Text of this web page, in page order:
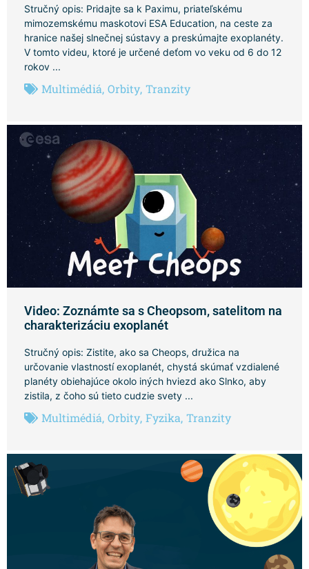
Stručný opis: Pridajte sa k Paximu, priateľskému
mimozemskému maskotovi ESA Education, na ceste za
hranice našej slnečnej sústavy a preskúmajte exoplanéty.
V tomto videu, ktoré je určené deťom vo veku od 6 do 12
rokov ...
Multimédiá, Orbity, Tranzity
Video: Zoznámte sa s Cheopsom, satelitom na
charakterizáciu exoplanét
Stručný opis: Zistite, ako sa Cheops, družica na
určovanie vlastností exoplanét, chystá skúmať vzdialené
planéty obiehajúce okolo iných hviezd ako Slnko, aby
zistila, z čoho sú tieto cudzie svety ...
Multimédiá, Orbity, Fyzika, Tranzity